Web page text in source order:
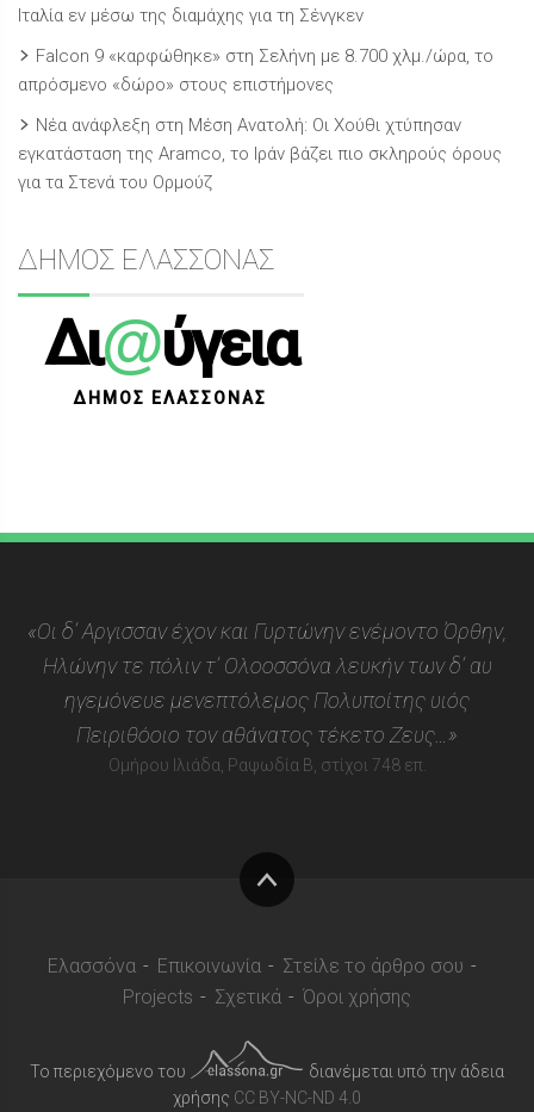
Ιταλία εν μέσω της διαμάχης για τη Σένγκεν
Falcon 9 «καρφώθηκε» στη Σελήνη με 8.700 χλμ./ώρα, το
απρόσμενο «δώρο» στους επιστήμονες
Νέα ανάφλεξη στη Μέση Ανατολή: Οι Χούθι χτύπησαν
εγκατάσταση της Aramco, το Ιράν βάζει πιο σκληρούς όρους
για τα Στενά του Ορμούζ
ΔΗΜΟΣ ΕΛΑΣΣΟΝΑΣ
Δι@ύγεια
ΔΗΜΟΣ ΕΛΑΣΣΟΝΑΣ
«Οι δ’ Αργισσαν έχον και Γυρτώνην ενέμοντο Όρθην,
Ηλώνην τε πόλιν τ’ Ολοοσσόνα λευκήν των δ’ αυ
ηγεμόνευε μενεπτόλεμος Πολυποίτης υιός
Πειριθόοιο τον αθάνατος τέκετο Ζευς…»
Ομήρου Ιλιάδα, Ραψωδία Β, στίχοι 748 επ.
Ελασσόνα Επικοινωνία
Στείλε το άρθρο σου
Projects
Σχετικά Όροι χρήσης
Το περιεχόμενο του
διανέμεται υπό την άδεια
χρήσης CC BY-NC-ND 4.0